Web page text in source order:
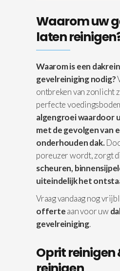
Waarom uw
laten
Waarom is een
gevelreiniging nodig?
ontbreken van zonlicht
perfecte
algengroei waardoor
met de gevolgen van
onderhouden dak.
poreuzer wordt, zorgt
scheuren,
uiteindelijk het
Vraag vandaag nog
offerteaan voor uw
gevelreiniging.
Oprit reinigen